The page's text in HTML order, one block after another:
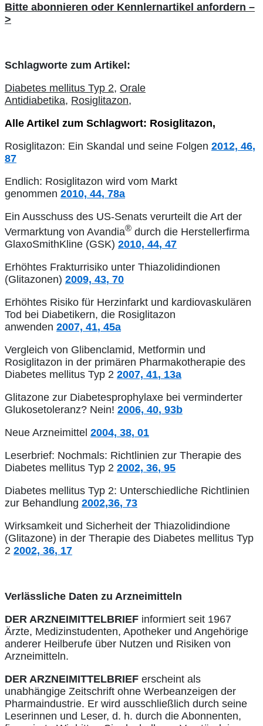
Bitte abonnieren oder Kennlernartikel anfordern –
>
Schlagworte zum Artikel:
Diabetes mellitus Typ 2, Orale
Antidiabetika, Rosiglitazon,
Alle Artikel zum Schlagwort: Rosiglitazon,
Rosiglitazon: Ein Skandal und seine Folgen 2012, 46,
87
Endlich: Rosiglitazon wird vom Markt
genommen 2010, 44, 78a
Ein Ausschuss des US-Senats verurteilt die Art der
Vermarktung von Avandia® durch die Herstellerfirma
GlaxoSmithKline (GSK) 2010, 44, 47
Erhöhtes Frakturrisiko unter Thiazolidindionen
(Glitazonen) 2009, 43, 70
Erhöhtes Risiko für Herzinfarkt und kardiovaskulären
Tod bei Diabetikern, die Rosiglitazon
anwenden 2007, 41, 45a
Vergleich von Glibenclamid, Metformin und
Rosiglitazon in der primären Pharmakotherapie des
Diabetes mellitus Typ 2 2007, 41, 13a
Glitazone zur Diabetesprophylaxe bei verminderter
Glukosetoleranz? Nein! 2006, 40, 93b
Neue Arzneimittel 2004, 38, 01
Leserbrief: Nochmals: Richtlinien zur Therapie des
Diabetes mellitus Typ 2 2002, 36, 95
Diabetes mellitus Typ 2: Unterschiedliche Richtlinien
zur Behandlung 2002,36, 73
Wirksamkeit und Sicherheit der Thiazolidindione
(Glitazone) in der Therapie des Diabetes mellitus Typ
2 2002, 36, 17
Verlässliche Daten zu Arzneimitteln
DER ARZNEIMITTELBRIEF informiert seit 1967
Ärzte, Medizinstudenten, Apotheker und Angehörige
anderer Heilberufe über Nutzen und Risiken von
Arzneimitteln.
DER ARZNEIMITTELBRIEF erscheint als
unabhängige Zeitschrift ohne Werbeanzeigen der
Pharmaindustrie. Er wird ausschließlich durch seine
Leserinnen und Leser, d. h. durch die Abonnenten,